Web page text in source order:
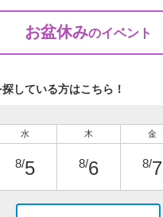
お盆休みのイベント
している方はこちら！
水
8/5
木
8/6
金
8/7